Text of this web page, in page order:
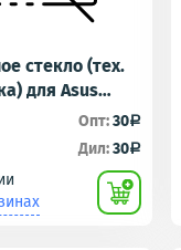
стекло (тех.
для Asus
3 (ZE552KL)
Опт:30a
Дил:30a